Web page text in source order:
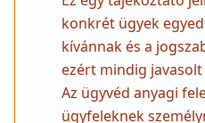
Kúria szerint igen, ha a
feltételei teljesülnek.
Ez nem jelenti azt, hogy
tulajdonátruházás